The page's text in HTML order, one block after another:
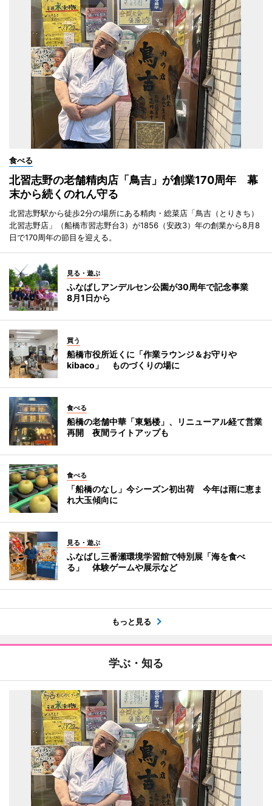
食べる
北習志野の老舗精肉店「鳥吉」が創業170周年 幕
末から続くのれん守る
北習志野駅から徒歩2分の場所にある精肉・総菜店「鳥吉（とりきち）
北習志野店」（船橋市習志野台3）が1856（安政3）年の創業から8月8
日で170周年の節目を迎える。
見る・遊ぶ
ふなばしアンデルセン公園が30周年で記念事業
8月1日から
買う
船橋市役所近くに「作業ラウンジ＆お守りや
kibaco」 ものづくりの場に
食べる
船橋の老舗中華「東魁楼」、リニューアル経て営業
再開 夜間ライトアップも
食べる
「船橋のなし」今シーズン初出荷 今年は雨に恵ま
れ大玉傾向に
見る・遊ぶ
ふなばし三番瀬環境学習館で特別展「海を食べ
る」 体験ゲームや展示など
もっと見る
学ぶ・知る